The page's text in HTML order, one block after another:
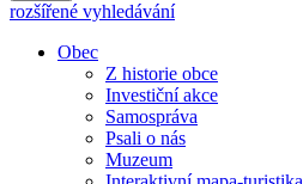
rozšířené vyhledávání
Obec
Z historie obce
Investiční akce
Samospráva
Psali o nás
Muzeum